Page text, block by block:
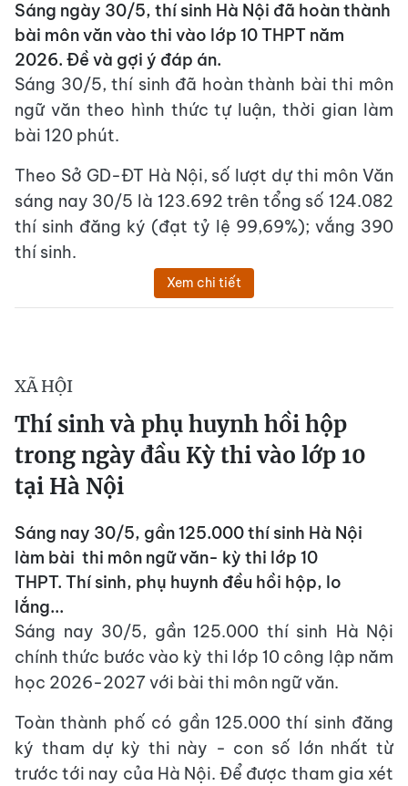
Sáng ngày 30/5, thí sinh Hà Nội đã hoàn thành
bài môn văn vào thi vào lớp 10 THPT năm
2026. Đề và gợi ý đáp án.
Sáng 30/5, thí sinh đã hoàn thành bài thi môn
ngữ văn theo hình thức tự luận, thời gian làm
bài 120 phút.
Theo Sở GD-ĐT Hà Nội, số lượt dự thi môn Văn
sáng nay 30/5 là 123.692 trên tổng số 124.082
thí sinh đăng ký (đạt tỷ lệ 99,69%); vắng 390
thí sinh.
Xem chi tiết
XÃ HỘI
Thí sinh và phụ huynh hồi hộp
trong ngày đầu Kỳ thi vào lớp 10
tại Hà Nội
Sáng nay 30/5, gần 125.000 thí sinh Hà Nội
làm bài thi môn ngữ văn- kỳ thi lớp 10
THPT. Thí sinh, phụ huynh đều hồi hộp, lo
lắng...
Sáng nay 30/5, gần 125.000 thí sinh Hà Nội
chính thức bước vào kỳ thi lớp 10 công lập năm
học 2026-2027 với bài thi môn ngữ văn.
Toàn thành phố có gần 125.000 thí sinh đăng
ký tham dự kỳ thi này - con số lớn nhất từ
trước tới nay của Hà Nội. Để được tham gia xét